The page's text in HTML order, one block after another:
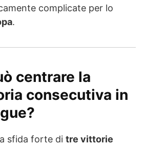
complicate per lo
.
centrare la
consecutiva in
sfida forte di tre vittorie